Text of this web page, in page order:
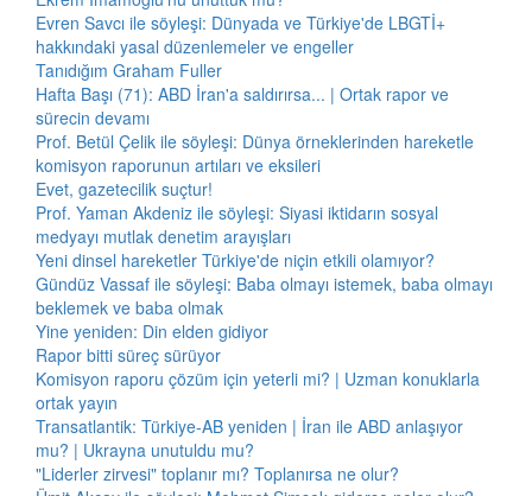
Evren Savcı ile söyleşi: Dünyada ve Türkiye'de LBGTİ+
hakkındaki yasal düzenlemeler ve engeller
Tanıdığım Graham Fuller
Hafta Başı (71): ABD İran'a saldırırsa... | Ortak rapor ve
sürecin devamı
Prof. Betül Çelik ile söyleşi: Dünya örneklerinden hareketle
komisyon raporunun artıları ve eksileri
Evet, gazetecilik suçtur!
Prof. Yaman Akdeniz ile söyleşi: Siyasi iktidarın sosyal
medyayı mutlak denetim arayışları
Yeni dinsel hareketler Türkiye'de niçin etkili olamıyor?
Gündüz Vassaf ile söyleşi: Baba olmayı istemek, baba olmayı
beklemek ve baba olmak
Yine yeniden: Din elden gidiyor
Rapor bitti süreç sürüyor
Komisyon raporu çözüm için yeterli mi? | Uzman konuklarla
ortak yayın
Transatlantik: Türkiye-AB yeniden | İran ile ABD anlaşıyor
mu? | Ukrayna unutuldu mu?
"Liderler zirvesi" toplanır mı? Toplanırsa ne olur?